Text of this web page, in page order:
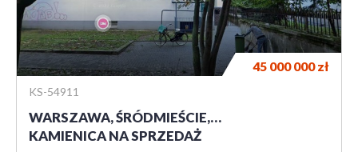
KS-54911
WARSZAWA, ŚRÓDMIEŚCIE,…
KAMIENICA NA SPRZEDAŻ
45 000 000zł